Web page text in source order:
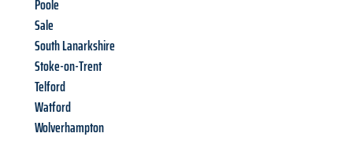
Poole
Sale
South Lanarkshire
Stoke-on-Trent
Telford
Watford
Wolverhampton